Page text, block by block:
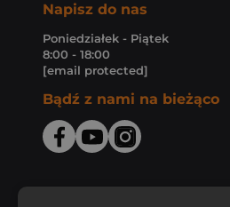
Napisz do nas
Poniedziałek - Piątek
8:00 - 18:00
[email protected]
Bądź z nami na bieżąco